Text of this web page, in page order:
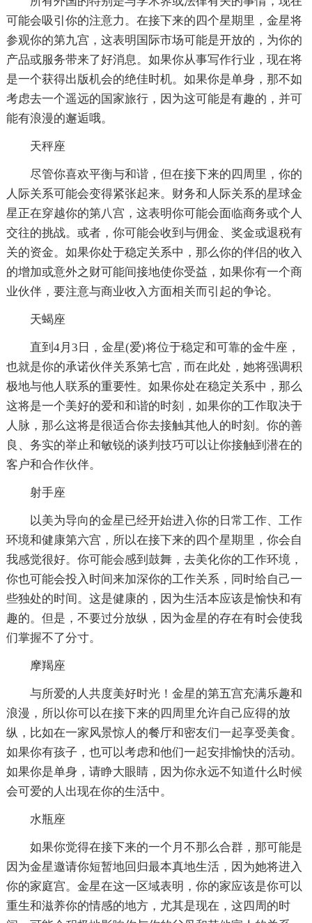
可能会吸引你的注意力。在接下来的四个星期里，金星将
参观你的第九宫，这表明国际市场可能是开放的，为你的
产品或服务带来了好消息。如果你从事写作行业，现在将
是一个获得出版机会的绝佳时机。如果你是单身，那不如
考虑去一个遥远的国家旅行，因为这可能是有趣的，并可
能有浪漫的邂逅哦。
天秤座
尽管你喜欢平衡与和谐，但在接下来的四周里，你的
人际关系可能会变得紧张起来。财务和人际关系的星球金
星正在穿越你的第八宫，这表明你可能会面临商务或个人
交往的挑战。或者，你可能会收到与佣金、奖金或退税有
关的资金。如果你处于稳定关系中，那么你的伴侣的收入
的增加或意外之财可能间接地使你受益，如果你有一个商
业伙伴，要注意与商业收入方面相关而引起的争论。
天蝎座
直到4月3日，金星(爱)将位于稳定和可靠的金牛座，
也就是你的承诺伙伴关系第七宫，而在此处，她将强调积
极地与他人联系的重要性。如果你处在稳定关系中，那么
这将是一个美好的爱和和谐的时刻，如果你的工作取决于
人脉，那么这将是很适合你去接触其他人的时刻。你的善
良、务实的举止和敏锐的谈判技巧可以让你接触到潜在的
客户和合作伙伴。
射手座
以美为导向的金星已经开始进入你的日常工作、工作
环境和健康第六宫，所以在接下来的四个星期里，你会自
我感觉很好。你可能会感到鼓舞，去美化你的工作环境，
你也可能会投入时间来加深你的工作关系，同时给自己一
些独处的时间。这是健康的，因为生活本应该是愉快和有
趣的。但是，不要过分放纵，因为金星的存在有时会使我
们掌握不了分寸。
摩羯座
与所爱的人共度美好时光！金星的第五宫充满乐趣和
浪漫，所以你可以在接下来的四周里允许自己应得的放
纵，比如在一家风景惊人的餐厅和密友们一起享受美食。
如果你有孩子，也可以考虑和他们一起安排愉快的活动。
如果你是单身，请睁大眼睛，因为你永远不知道什么时候
会可爱的人出现在你的生活中。
水瓶座
如果你觉得在接下来的一个月不那么合群，那可能是
因为金星邀请你短暂地回归最本真地生活，因为她将进入
你的家庭宫。金星在这一区域表明，你的家应该是你可以
重生和滋养你的情感的地方，尤其是现在，这四周的时